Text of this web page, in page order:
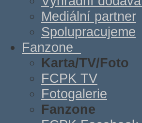
Mediální partner
Spolupracujeme
Fanzone
Karta/TV/Foto
FCPK TV
Fotogalerie
Fanzone